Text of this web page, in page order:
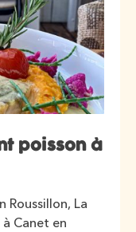
poisson à
Roussillon, La
Canet en